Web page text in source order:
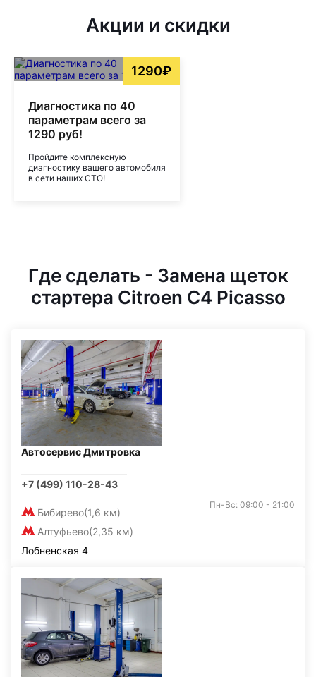
Акции и скидки
1290₽
Диагностика по 40
параметрам всего за
1290 руб!
Пройдите комплексную
диагностику вашего автомобиля
в сети наших СТО!
Где сделать - Замена щеток
стартера Citroen C4 Picasso
Автосервис Дмитровка
+7 (499) 110-28-43
Бибирево(1,6 км)
Алтуфьево(2,35 км)
Пн-Вс: 09:00 - 21:00
Лобненская 4